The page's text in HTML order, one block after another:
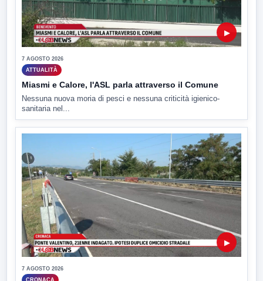
▶
7 AGOSTO 2026
ATTUALITÀ
Miasmi e Calore, l'ASL parla attraverso il Comune
Nessuna nuova moria di pesci e nessuna criticità igienico-
sanitaria nel...
▶
7 AGOSTO 2026
CRONACA